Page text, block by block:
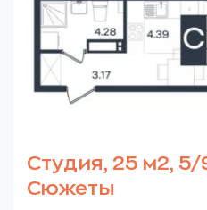
Студия, 25 м2,
Сюжеты